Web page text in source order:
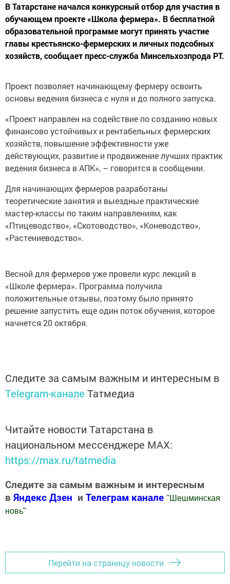
В Татарстане начался конкурсный отбор для участия в
обучающем проекте «Школа фермера». В бесплатной
образовательной программе могут принять участие
главы крестьянско-фермерских и личных подсобных
хозяйств, сообщает пресс-служба Минсельхозпрода РТ.
Проект позволяет начинающему фермеру освоить
основы ведения бизнеса с нуля и до полного запуска.
«Проект направлен на содействие по созданию новых
финансово устойчивых и рентабельных фермерских
хозяйств, повышение эффективности уже
действующих, развитие и продвижение лучших практик
ведения бизнеса в АПК», – говорится в сообщении.
Для начинающих фермеров разработаны
теоретические занятия и выездные практические
мастер-классы по таким направлениям, как
«Птицеводство», «Скотоводство», «Коневодство»,
«Растениеводство».
Весной для фермеров уже провели курс лекций в
«Школе фермера». Программа получила
положительные отзывы, поэтому было принято
решение запустить еще один поток обучения, которое
начнется 20 октября.
Следите за самым важным и интересным в
Telegram-канале Татмедиа
Читайте новости Татарстана в
национальном мессенджере MАХ:
https://max.ru/tatmedia
Следите за самым важным и интересным
в Яндекс Дзен и Телеграм канале " Шешминская
новь"
Перейти на страницу новости